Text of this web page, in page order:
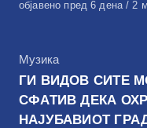
Објавено
објавено пред 6 дена 2
КАтегорија
Музика
ГИ ВИДОВ СИТЕ
СФАТИВ ДЕКА
НАЈУБАВИОТ